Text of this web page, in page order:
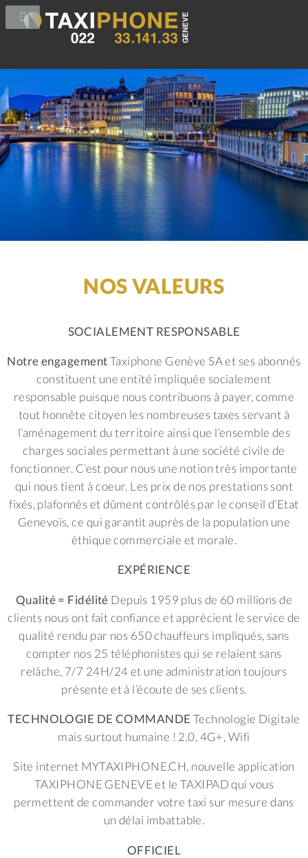
NOS VALEURS
SOCIALEMENT RESPONSABLE
Notre engagementTaxiphone Genève SA et ses abonnés
constituent une entité impliquée socialement
responsable puisque nous contribuons à payer, comme
tout honnête citoyen les nombreuses taxes servant à
l’aménagement du territoire ainsi que l’ensemble des
charges sociales permettant à une société civile de
fonctionner. C’est pour nous une notion très importante
qui nous tient à coeur. Les prix de nos prestations sont
fixés, plafonnés et dûment contrôlés par le conseil d’Etat
Genevois, ce qui garantit auprès de la population une
éthique commerciale et morale.
EXPÉRIENCE
Qualité = Fidélité Depuis 1959 plus de 60 millions de
clients nous ont fait confiance et apprécient le service de
qualité rendu par nos 650 chauffeurs impliqués, sans
compter nos 25 téléphonistes qui se relaient sans
relâche, 7/7 24H/24 et une administration toujours
présente et à l’écoute de ses clients.
TECHNOLOGIE DE COMMANDE Technologie Digitale
mais surtout humaine ! 2.0, 4G+, Wifi
Site internet MYTAXIPHONE.CH, nouvelle application
TAXIPHONE GENEVE et le TAXIPAD qui vous
permettent de commander votre taxi sur mesure dans
un délai imbattable.
OFFICIEL